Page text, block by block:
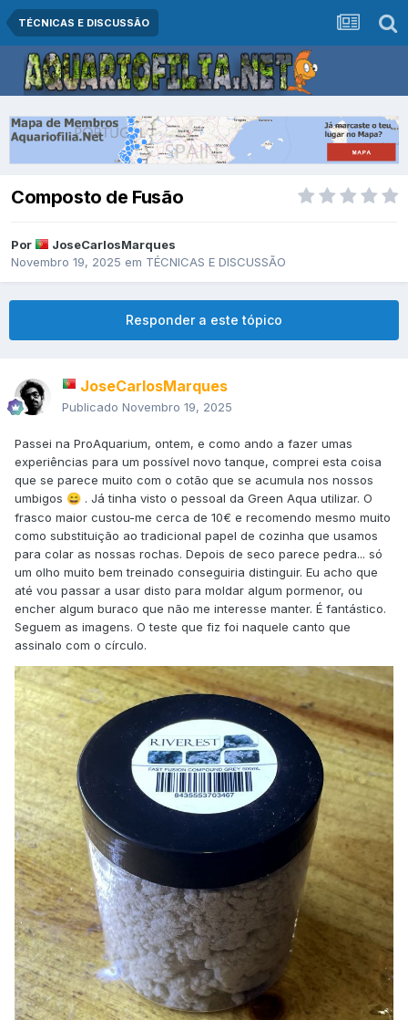
TÉCNICAS E DISCUSSÃO
Composto de Fusão
Por
JoseCarlosMarques
Novembro 19, 2025 em TÉCNICAS E DISCUSSÃO
Responder a este tópico
JoseCarlosMarques
Publicado Novembro 19, 2025
Passei na ProAquarium, ontem, e como ando a fazer umas
experiências para um possível novo tanque, comprei esta coisa
que se parece muito com o cotão que se acumula nos nossos
umbigos 😄 . Já tinha visto o pessoal da Green Aqua utilizar. O
frasco maior custou-me cerca de 10€ e recomendo mesmo muito
como substituição ao tradicional papel de cozinha que usamos
para colar as nossas rochas. Depois de seco parece pedra... só
um olho muito bem treinado conseguiria distinguir. Eu acho que
até vou passar a usar disto para moldar algum pormenor, ou
encher algum buraco que não me interesse manter. É fantástico.
Seguem as imagens. O teste que fiz foi naquele canto que
assinalo com o círculo.